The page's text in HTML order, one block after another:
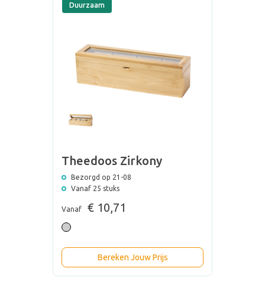
Duurzaam
Theedoos Zirkony
Bezorgd op 21-08
Vanaf 25 stuks
Vanaf € 10,71
Bereken Jouw Prijs